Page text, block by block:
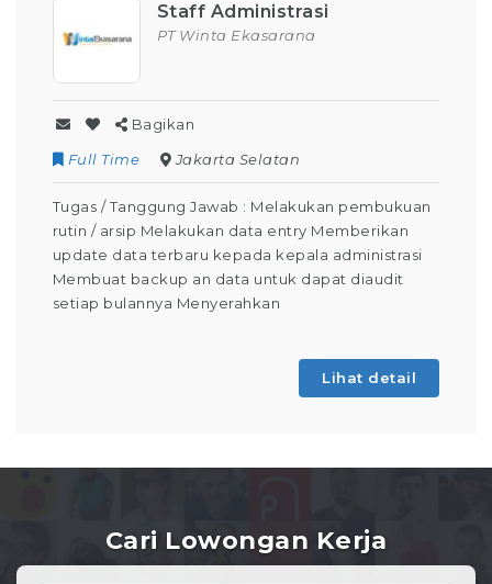
Staff Administrasi
PT Winta Ekasarana
Bagikan
Full Time
Jakarta Selatan
Tugas / Tanggung Jawab : Melakukan pembukuan
rutin / arsip Melakukan data entry Memberikan
update data terbaru kepada kepala administrasi
Membuat backup an data untuk dapat diaudit
setiap bulannya Menyerahkan
Lihat detail
Cari Lowongan Kerja